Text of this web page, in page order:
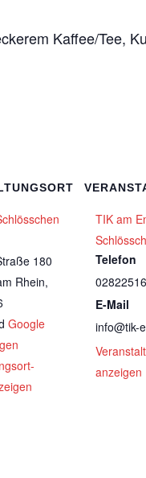
Kaffee/Tee,
180
Rhein,
Google
TIK am
Telefon
E-Mail
info@tik-
anzeigen